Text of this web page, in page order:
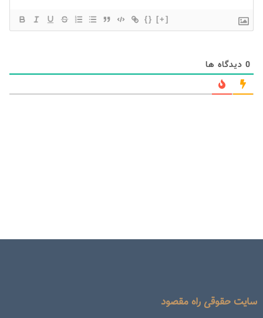
{} [+]
0 دیدگاه ها
سایت حقوقی راه مقصود